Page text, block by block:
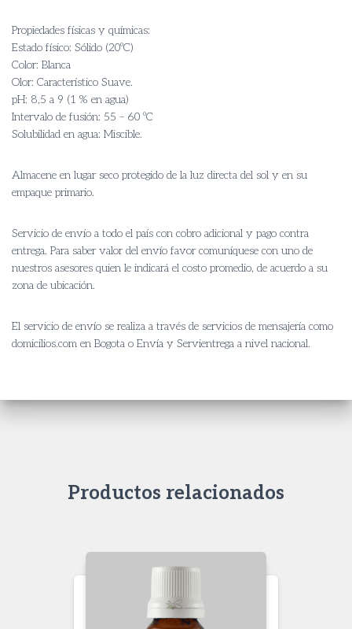
Propiedades físicas y químicas:
Estado físico: Sólido (20ºC)
Color: Blanca
Olor: Característico Suave.
pH: 8,5 a 9 (1 % en agua)
Intervalo de fusión: 55 – 60 ºC
Solubilidad en agua: Miscible.
Almacene en lugar seco protegido de la luz directa del sol y en su
empaque primario.
Servicio de envío a todo el país con cobro adicional y pago contra
entrega. Para saber valor del envío favor comuníquese con uno de
nuestros asesores quien le indicará el costo promedio, de acuerdo a su
zona de ubicación.
El servicio de envío se realiza a través de servicios de mensajería como
domicilios.com en Bogota o Envía y Servientrega a nivel nacional.
Productos relacionados